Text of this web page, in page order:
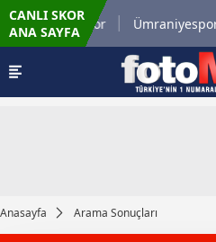
CANLI SKOR
ANA SAYFA
İstanbulspor Ümraniyespor
Anasayfa Arama Sonuçları